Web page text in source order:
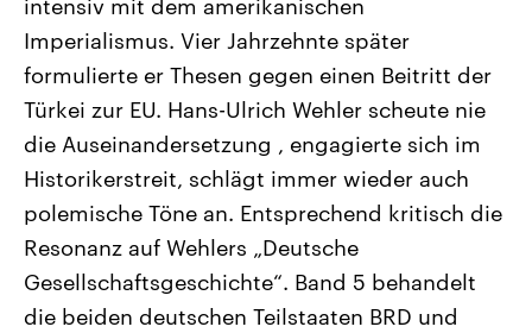
Landtagswahl Sachsen-Anhalt
Alle Informationen
Sachsen-Anhalt wählt am 6.
September 2026 einen neuen
Landtag. Seit 2021 wird das
Bundesland von einer Koalition aus
CDU, SPD und FDP regiert.-
Umfragen, Prognosen,
Wahlprogramme, aktuelle Berichte
und Kandidaten der anstehenden
Wahl.
USA
Hintergründe
Wirtschaftlich und
gehören die Vereinigten
den mächtigsten Ländern
mit großem Einfluss auf
aktuelle Weltgeschehen.
Programm
Audio-Archiv
intensiv mit dem amerikanischen
Imperialismus. Vier Jahrzehnte später
formulierte er Thesen gegen einen Beitritt der
Türkei zur EU. Hans-Ulrich Wehler scheute nie
die Auseinandersetzung , engagierte sich im
Historikerstreit, schlägt immer wieder auch
polemische Töne an. Entsprechend kritisch die
Resonanz auf Wehlers „Deutsche
Gesellschaftsgeschichte“. Band 5 behandelt
die beiden deutschen Teilstaaten BRD und